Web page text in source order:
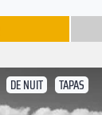
DE NUIT TAPAS